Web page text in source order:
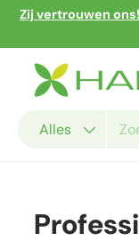
Zij vertrouwen
Alles